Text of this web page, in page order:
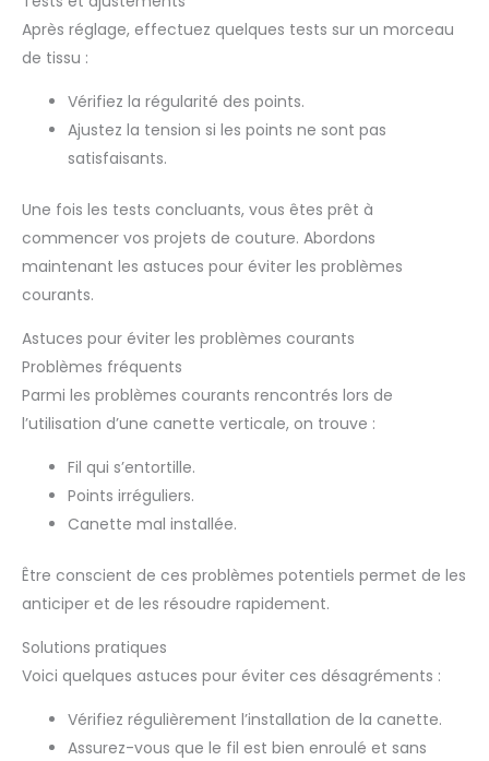
Après réglage, effectuez quelques tests sur un morceau
de tissu :
Vérifiez la régularité des points.
Ajustez la tension si les points ne sont pas
satisfaisants.
Une fois les tests concluants, vous êtes prêt à
commencer vos projets de couture. Abordons
maintenant les astuces pour éviter les problèmes
courants.
Astuces pour éviter les problèmes courants
Problèmes fréquents
Parmi les problèmes courants rencontrés lors de
l’utilisation d’une canette verticale, on trouve :
Fil qui s’entortille.
Points irréguliers.
Canette mal installée.
Être conscient de ces problèmes potentiels permet de les
anticiper et de les résoudre rapidement.
Solutions pratiques
Voici quelques astuces pour éviter ces désagréments :
Vérifiez régulièrement l’installation de la canette.
Assurez-vous que le fil est bien enroulé et sans